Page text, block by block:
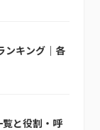
ンキング｜各
覧と役割・呼